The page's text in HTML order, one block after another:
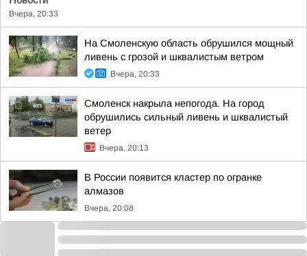
Вчера, 20:33
На Смоленскую область обрушился мощный
ливень с грозой и шквалистым ветром
Вчера, 20:33
Смоленск накрыла непогода. На город
обрушились сильный ливень и шквалистый
ветер
Вчера, 20:13
В России появится кластер по огранке
алмазов
Вчера, 20:08